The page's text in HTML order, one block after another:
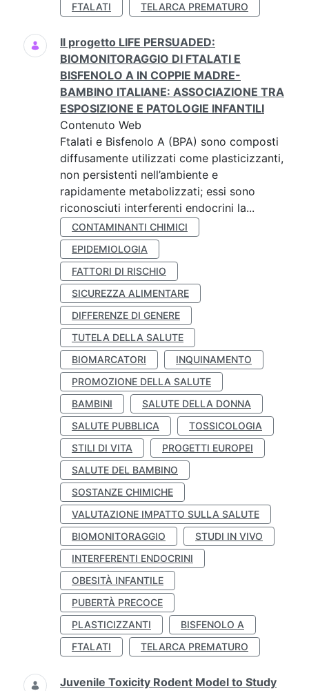
FTALATI
TELARCA PREMATURO
Il progetto LIFE PERSUADED:
BIOMONITORAGGIO DI FTALATI E
BISFENOLO A IN COPPIE MADRE-
BAMBINO ITALIANE: ASSOCIAZIONE TRA
ESPOSIZIONE E PATOLOGIE INFANTILI
Contenuto Web
Ftalati e Bisfenolo A (BPA) sono composti
diffusamente utilizzati come plasticizzanti,
non persistenti nell’ambiente e
rapidamente metabolizzati; essi sono
riconosciuti interferenti endocrini la...
CONTAMINANTI CHIMICI
EPIDEMIOLOGIA
FATTORI DI RISCHIO
SICUREZZA ALIMENTARE
DIFFERENZE DI GENERE
TUTELA DELLA SALUTE
BIOMARCATORI
INQUINAMENTO
PROMOZIONE DELLA SALUTE
BAMBINI
SALUTE DELLA DONNA
SALUTE PUBBLICA
TOSSICOLOGIA
STILI DI VITA
PROGETTI EUROPEI
SALUTE DEL BAMBINO
SOSTANZE CHIMICHE
VALUTAZIONE IMPATTO SULLA SALUTE
BIOMONITORAGGIO
STUDI IN VIVO
INTERFERENTI ENDOCRINI
OBESITÀ INFANTILE
PUBERTÀ PRECOCE
PLASTICIZZANTI
BISFENOLO A
FTALATI
TELARCA PREMATURO
Juvenile Toxicity Rodent Model to Study